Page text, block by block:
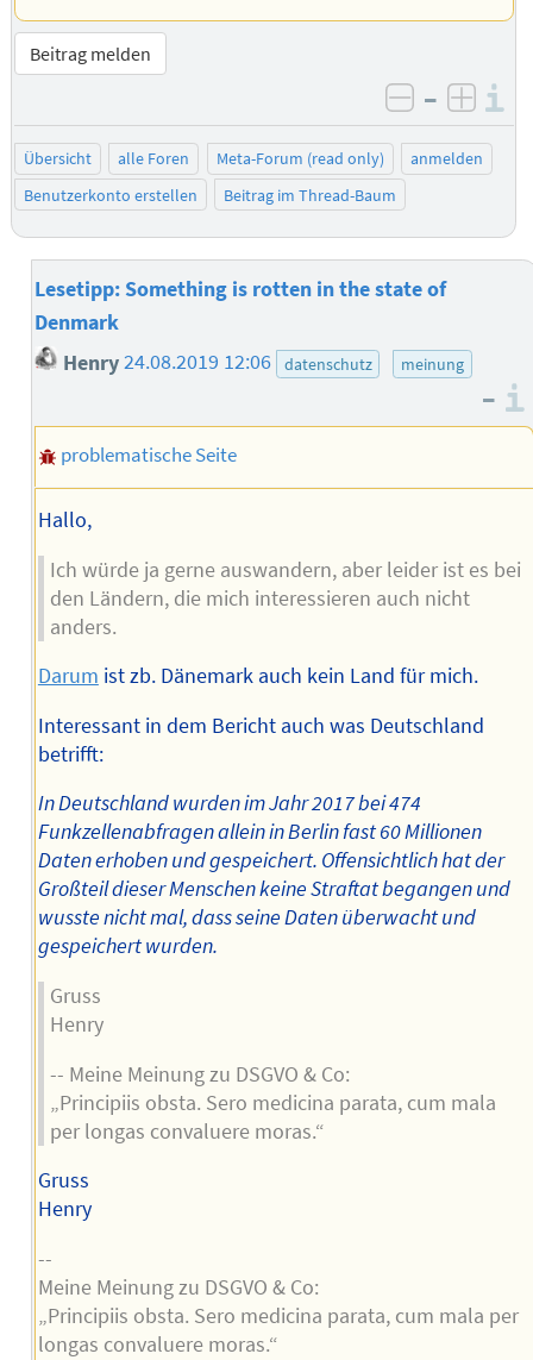
Beitrag melden
negativ
–
Übersicht alle Foren Meta-Forum (read only)
anmelden
Benutzerkonto erstellen
Beitrag im Thread-Baum
Lesetipp: Something is rotten in the state of
Denmark
Henry24.08.2019 12:06 datenschutz meinung
–
problematische Seite
Hallo,
Ich würde ja gerne auswandern, aber leider ist es bei
den Ländern, die mich interessieren auch nicht
anders.
Darum ist zb. Dänemark auch kein Land für mich.
Interessant in dem Bericht auch was Deutschland
betrifft:
In Deutschland wurden im Jahr 2017 bei 474
Funkzellenabfragen allein in Berlin fast 60 Millionen
Daten erhoben und gespeichert. Offensichtlich hat der
Großteil dieser Menschen keine Straftat begangen und
wusste nicht mal, dass seine Daten überwacht und
gespeichert wurden.
Gruss
Henry
-- Meine Meinung zu DSGVO & Co:
„Principiis obsta. Sero medicina parata, cum mala
per longas convaluere moras.“
Gruss
Henry
--
Meine Meinung zu DSGVO & Co:
„Principiis obsta. Sero medicina parata, cum mala per
longas convaluere moras.“